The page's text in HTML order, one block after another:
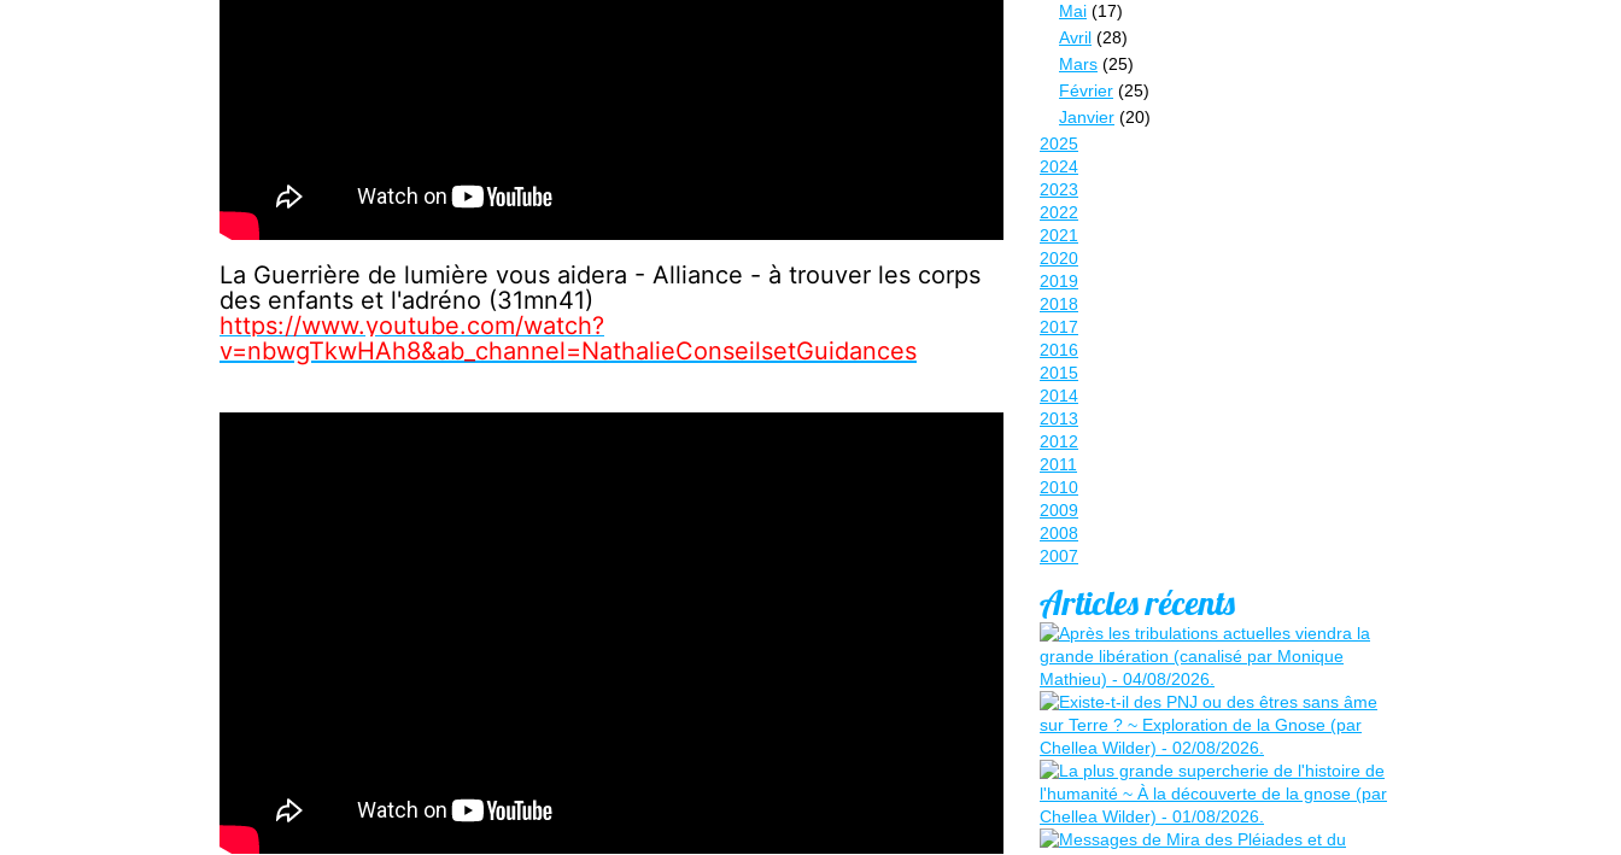
La Guerrière de lumière vous aidera - Alliance - à trouver les corps
des enfants et l'adréno (31mn41)
https://www.youtube.com/watch?
v=nbwgTkwHAh8&ab_channel=NathalieConseilsetGuidances
Mai (17)
Avril (28)
Mars (25)
Février (25)
Janvier (20)
2025
2024
2023
2022
2021
2020
2019
2018
2017
2016
2015
2014
2013
2012
2011
2010
2009
2008
2007
Articles récents